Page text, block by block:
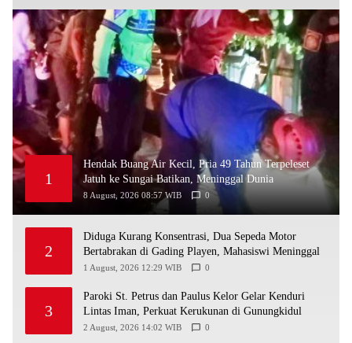
1
Hendak Buang Air Kecil, Pria 49 Tahun Terpeleset
Jatuh ke Sungai Batikan, Meninggal Dunia
8 August, 2026 08:57 WIB 0
2
Diduga Kurang Konsentrasi, Dua Sepeda Motor
Bertabrakan di Gading Playen, Mahasiswi Meninggal
1 August, 2026 12:29 WIB 0
3
Paroki St. Petrus dan Paulus Kelor Gelar Kenduri
Lintas Iman, Perkuat Kerukunan di Gunungkidul
2 August, 2026 14:02 WIB 0